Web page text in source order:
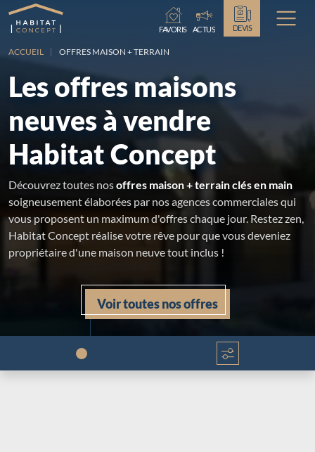
Chargement...
FAVORIS ACTUS DEVIS
ACCUEIL OFFRES MAISON + TERRAIN
Les offres maisons
neuves à vendre
Habitat Concept
Découvrez toutes nosoffres maison + terrain clés en main
soigneusement élaborées par nos agences commerciales qui
vous proposent un maximum d'offres chaque jour. Restez zen,
Habitat Concept réalise votre rêve pour que vous deveniez
propriétaire d'une maison neuve tout inclus !
Voir toutes nos offres
Chargement...